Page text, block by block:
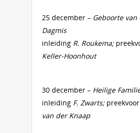
25 december – Geboorte van
Dagmis
inleiding R. Roukema;
Keller-Hoonhout
30 december – Heilige
inleiding F. Zwarts;
van der Knaap